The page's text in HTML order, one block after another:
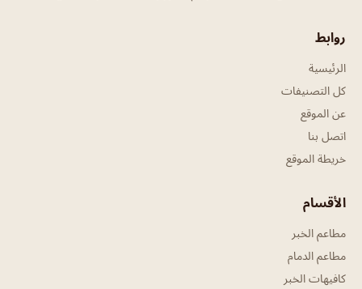
روابط
الرئيسية
كل التصنيفات
عن الموقع
اتصل بنا
خريطة الموقع
الأقسام
مطاعم الخبر
مطاعم الدمام
كافيهات الخبر